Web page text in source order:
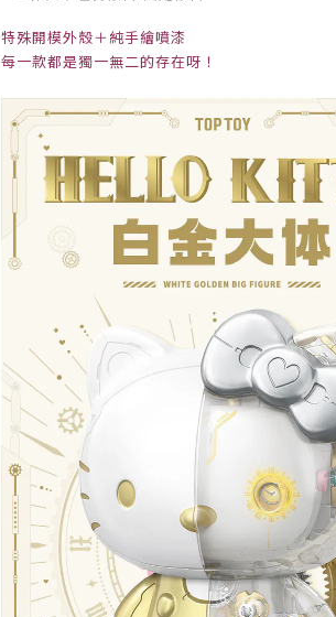
特殊開模外殼＋純手繪噴漆
每一款都是獨一無二的存在呀！